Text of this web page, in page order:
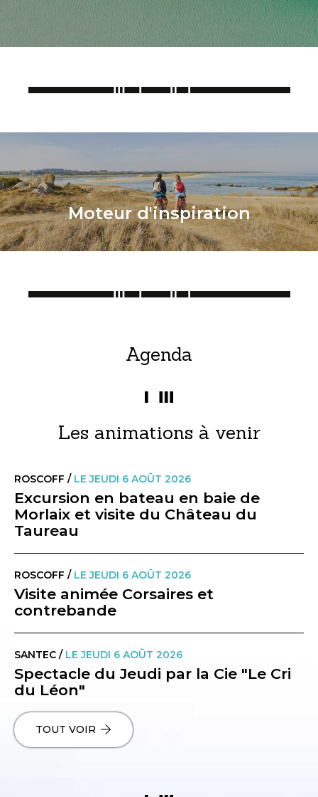
Moteur d'inspiration​
Agenda
Les animations à venir
ROSCOFF / LE JEUDI 6 AOÛT 2026
Excursion en bateau en baie de
Morlaix et visite du Château du
Taureau
ROSCOFF / LE JEUDI 6 AOÛT 2026
Visite animée Corsaires et
contrebande
SANTEC / LE JEUDI 6 AOÛT 2026
Spectacle du Jeudi par la Cie "Le Cri
du Léon"
TOUT VOIR